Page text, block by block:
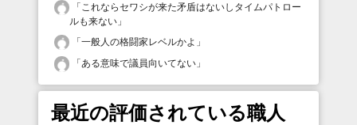
「これならセワシが来た矛盾はないしタイムパトロー
ルも来ない 」
「一般人の格闘家レベルかよ 」
「ある意味で議員向いてない 」
最近の評価されている職人